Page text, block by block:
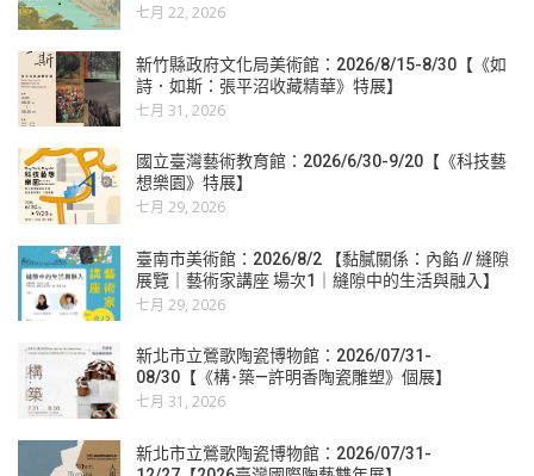
七月 22, 2026
新竹縣政府文化局美術館：2026/8/15-8/30【《如
詩．如斯：張平沼收藏精華》特展】
七月 31, 2026
國立臺灣藝術教育館：2026/6/30-9/20【《科技藝
想樂園》特展】
七月 29, 2026
臺南市美術館：2026/8/2 【黏膩關係：內餡 // 縫隙
展覽｜藝術家講座 場次1｜縫隙中的生活與融入】
七月 29, 2026
新北市立鶯歌陶瓷博物館：2026/07/31-
08/30【《構･築—許明香陶瓷雕塑》個展】
七月 31, 2026
新北市立鶯歌陶瓷博物館：2026/07/31-